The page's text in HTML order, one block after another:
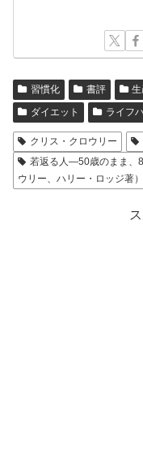
習慣化 書評
ダイエット
ライフ
クリス・クロウリー
若返る人―50歳のまま、
ウリー、ハリー・ロッジ著）